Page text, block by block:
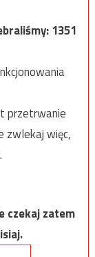
1351
przetrwanie
zwlekaj więc,
czekaj zatem